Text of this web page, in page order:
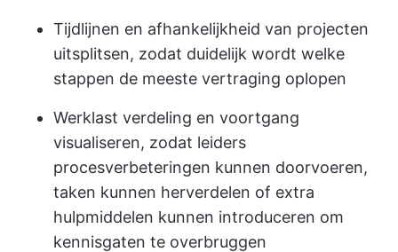
Tijdlijnen en afhankelijkheid van projecten
uitsplitsen, zodat duidelijk wordt welke
stappen de meeste vertraging oplopen
Werklast verdeling en voortgang
visualiseren, zodat leiders
procesverbeteringen kunnen doorvoeren,
taken kunnen herverdelen of extra
hulpmiddelen kunnen introduceren om
kennisgaten te overbruggen